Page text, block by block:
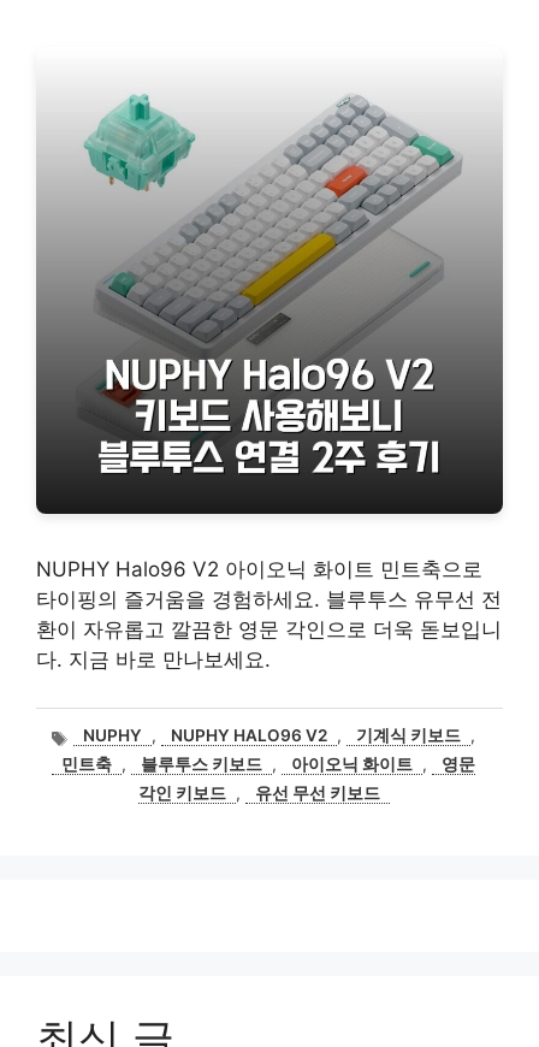
NUPHY Halo96 V2 아이오닉 화이트 민트축으로
타이핑의 즐거움을 경험하세요. 블루투스 유무선 전
환이 자유롭고 깔끔한 영문 각인으로 더욱 돋보입니
다. 지금 바로 만나보세요.
태
그
NUPHY , NUPHY HALO96 V2 , 기계식 키보드 ,
민트축 , 블루투스 키보드 , 아이오닉 화이트 ,
영문
각인 키보드 , 유선 무선 키보드